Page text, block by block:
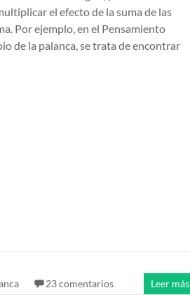
el efecto de la suma de las
Por ejemplo, en el Pensamiento
de la palanca, se trata de encontrar
23 comentarios Leer más